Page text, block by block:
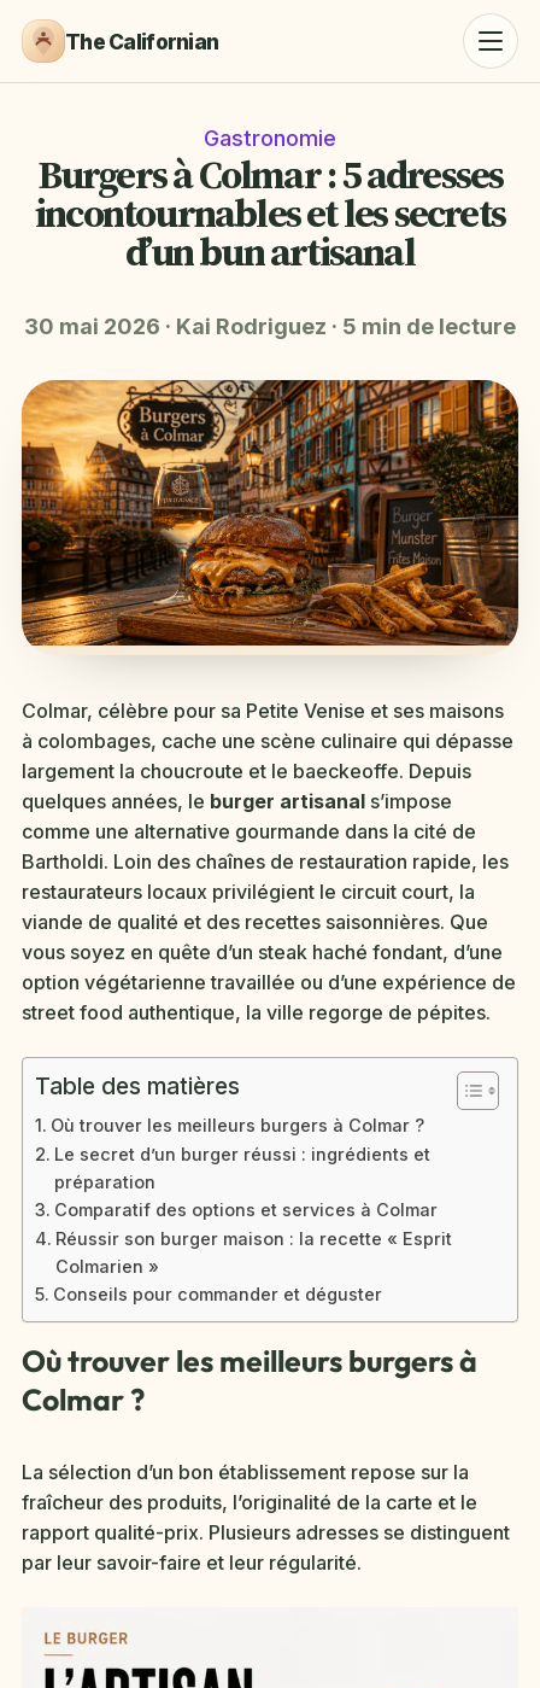
The Californian
Gastronomie
Burgers à Colmar : 5 adresses
incontournables et les secrets
d’un bun artisanal
30 mai 2026 · Kai Rodriguez · 5 min de lecture
Colmar, célèbre pour sa Petite Venise et ses maisons
à colombages, cache une scène culinaire qui dépasse
largement la choucroute et le baeckeoffe. Depuis
quelques années, le burger artisanal s’impose
comme une alternative gourmande dans la cité de
Bartholdi. Loin des chaînes de restauration rapide, les
restaurateurs locaux privilégient le circuit court, la
viande de qualité et des recettes saisonnières. Que
vous soyez en quête d’un steak haché fondant, d’une
option végétarienne travaillée ou d’une expérience de
street food authentique, la ville regorge de pépites.
Table des matières
Où trouver les meilleurs burgers à Colmar ?
Le secret d’un burger réussi : ingrédients et
préparation
Comparatif des options et services à Colmar
Réussir son burger maison : la recette « Esprit
Colmarien »
Conseils pour commander et déguster
Où trouver les meilleurs burgers à
Colmar ?
La sélection d’un bon établissement repose sur la
fraîcheur des produits, l’originalité de la carte et le
rapport qualité-prix. Plusieurs adresses se distinguent
par leur savoir-faire et leur régularité.